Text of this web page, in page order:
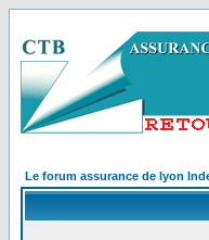
Le forum assurance de lyon